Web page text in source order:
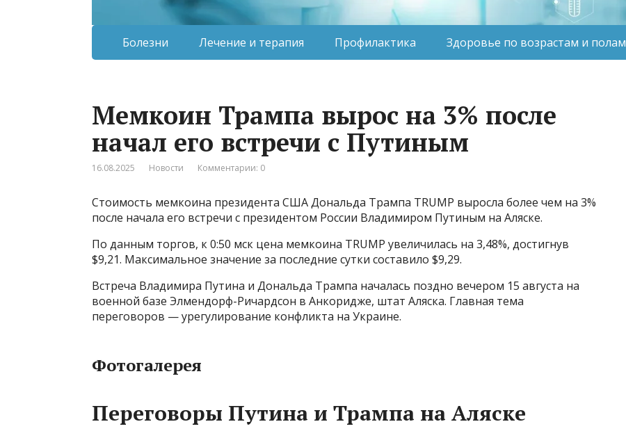
Болезни Лечение и терапия Профилактика Здоровье по возрастам и полам
Мемкоин Трампа вырос на 3% после
начал его встречи с Путиным
16.08.2025 Новости Комментарии: 0
Стоимость мемкоина президента США Дональда Трампа TRUMP выросла более чем на 3%
после начала его встречи с президентом России Владимиром Путиным на Аляске.
По данным торгов, к 0:50 мск цена мемкоина TRUMP увеличилась на 3,48%, достигнув
$9,21. Максимальное значение за последние сутки составило $9,29.
Встреча Владимира Путина и Дональда Трампа началась поздно вечером 15 августа на
военной базе Элмендорф-Ричардсон в Анкоридже, штат Аляска. Главная тема
переговоров — урегулирование конфликта на Украине.
Фотогалерея
Переговоры Путина и Трампа на Аляске